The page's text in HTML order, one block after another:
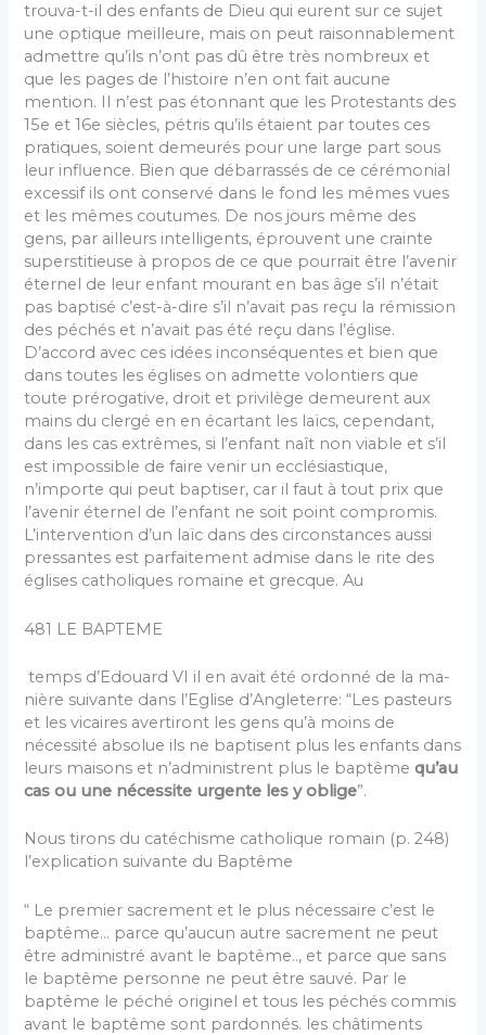
trouva-t-il des enfants de Dieu qui eurent sur ce sujet
une op­tique meilleure, mais on peut raisonnablement
admettre qu’ils n’ont pas dû être très nombreux et
que les pages de l’histoire n’en ont fait aucune
mention. Il n’est pas étonnant que les Protestants des
15e et 16e siècles, pétris qu’ils étaient par toutes ces
pratiques, soient demeurés pour une large part sous
leur influence. Bien que débar­rassés de ce cérémonial
excessif ils ont conservé dans le fond les mêmes vues
et les mêmes coutumes. De nos jours même des
gens, par ailleurs intelligents, éprouvent une crainte
superstitieuse à propos de ce que pourrait être l’avenir
éternel de leur enfant mourant en bas âge s’il n’était
pas baptisé c’est-à-dire s’il n’avait pas reçu la rémission
des péchés et n’avait pas été reçu dans l’église.
D’accord avec ces idées inconséquentes et bien que
dans toutes les églises on admette volontiers que
toute préro­gative, droit et privilège demeurent aux
mains du clergé en en écartant les laïcs, cependant,
dans les cas extrêmes, si l’enfant naît non viable et s’il
est impossible de faire venir un ecclésiastique,
n’importe qui peut baptiser, car il faut à tout prix que
l’avenir éternel de l’enfant ne soit point compromis.
L’intervention d’un laïc dans des cir­constances aussi
pressantes est parfaitement admise dans le rite des
églises catholiques romaine et grecque. Au
481 LE BAPTEME
temps d’Edouard VI il en avait été ordonné de la ma­
nière suivante dans l’Eglise d’Angleterre: “Les pasteurs
et les vicaires avertiront les gens qu’à moins de
nécessité absolue ils ne baptisent plus les enfants dans
leurs mai­sons et n’administrent plus le baptêmequ’au
cas ou une nécessite urgente les y oblige”.
Nous tirons du catéchisme catholique romain (p. 248)
l’explication suivante du Baptême
“ Le premier sacrement et le plus nécessaire c’est le
baptême… parce qu’aucun autre sacrement ne peut
être administré avant le baptême.., et parce que sans
le baptême personne ne peut être sauvé. Par le
baptême le péché originel et tous les péchés commis
avant le baptême sont pardonnés. les châtiments